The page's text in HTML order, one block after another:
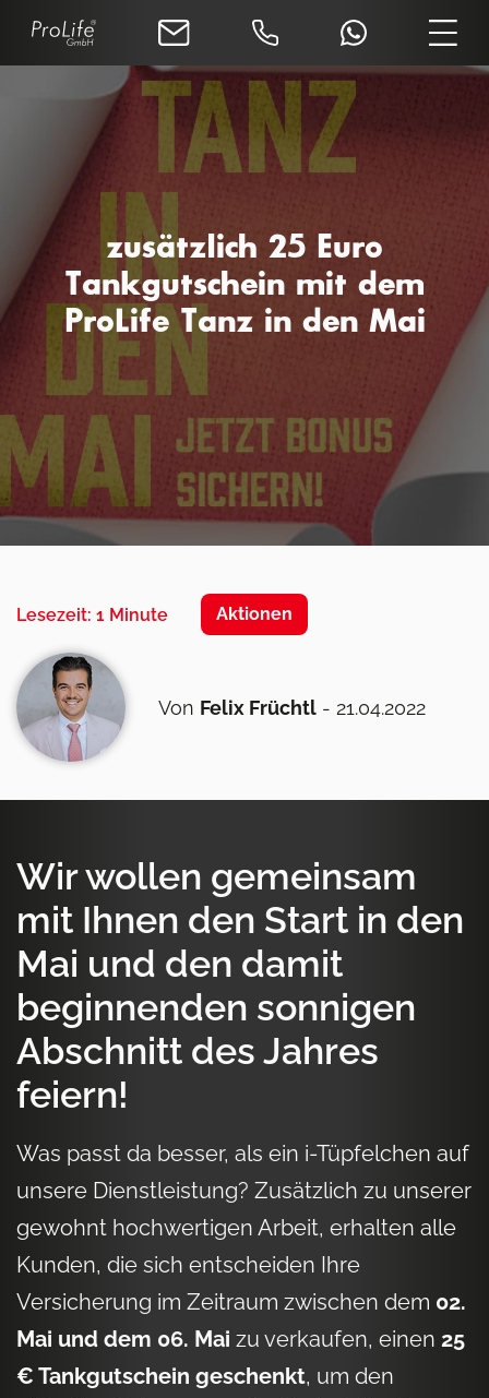
zusätzlich 25 Euro
Tankgutschein mit dem
ProLife Tanz in den Mai
Lesezeit: 1 Minute Aktionen
Von Felix Früchtl - 21.04.2022
Wir wollen gemeinsam
mit Ihnen den Start in den
Mai und den damit
beginnenden sonnigen
Abschnitt des Jahres
feiern!
Was passt da besser, als ein i-Tüpfelchen auf
unsere Dienstleistung? Zusätzlich zu unserer
gewohnt hochwertigen Arbeit, erhalten alle
Kunden, die sich entscheiden Ihre
Versicherung im Zeitraum zwischen dem 02.
Mai und dem 06. Mai zu verkaufen, einen 25
€ Tankgutschein geschenkt, um den